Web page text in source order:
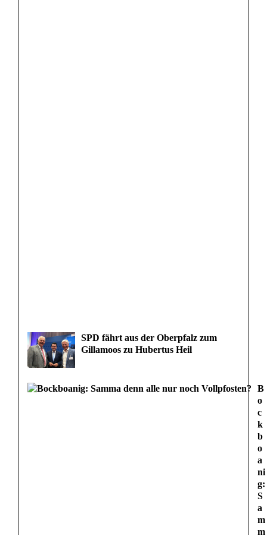
SPD fährt aus der Oberpfalz zum
Gillamoos zu Hubertus Heil
B
o
c
k
b
o
a
ni
g:
S
a
m
m